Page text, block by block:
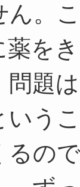
ん。
薬を
問題
いう
るの